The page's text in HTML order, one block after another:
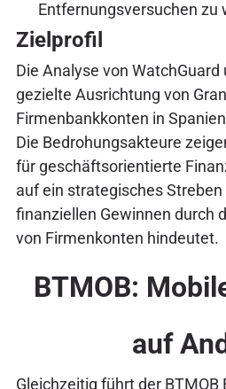
Entfernungsversuchen zu
Zielprofil
Die Analyse von WatchGuard
gezielte Ausrichtung von
Firmenbankkonten in
Die Bedrohungsakteure
für geschäftsorientierte
auf ein strategisches
finanziellen Gewinnen durch
von Firmenkonten hindeutet.
BTMOB:
auf
Gleichzeitig führt der BTMOB